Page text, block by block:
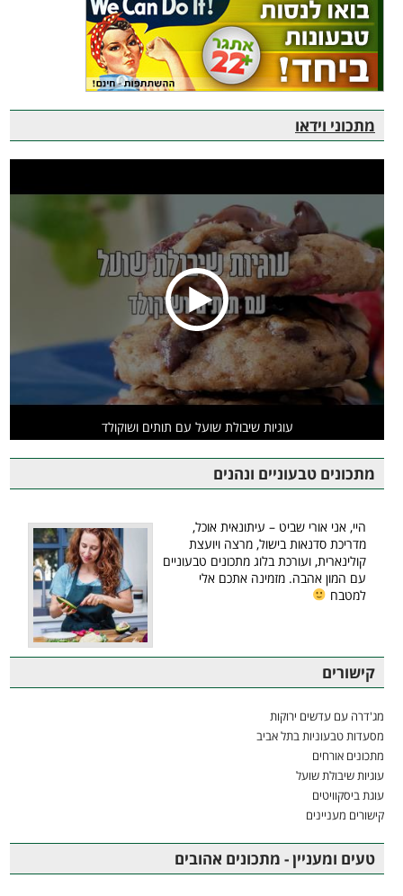
מתכוני וידאו
עוגיות שיבולת שועל עם תותים ושוקולד
מתכונים טבעוניים ונהנים
היי, אני אורי שביט – עיתונאית אוכל,
מדריכת סדנאות בישול, מרצה ויועצת
קולינארית, ועורכת בלוג מתכונים טבעוניים
עם המון אהבה. מזמינה אתכם אלי
למטבח
קישורים
מג'דרה עם עדשים ירוקות
מסעדות טבעוניות בתל אביב
מתכונים אורחים
עוגיות שיבולת שועל
עוגת ביסקוויטים
קישורים מעניינים
טעים ומעניין - מתכונים אהובים